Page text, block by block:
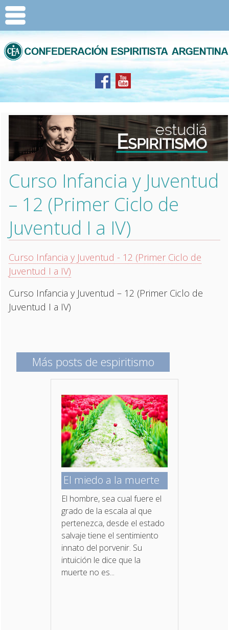
Curso Infancia y Juventud
– 12 (Primer Ciclo de
Juventud I a IV)
Curso Infancia y Juventud - 12 (Primer Ciclo de
Juventud I a IV)
Curso Infancia y Juventud – 12 (Primer Ciclo de
Juventud I a IV)
Más posts de espiritismo
El miedo a la muerte
El hombre, sea cual fuere el
grado de la escala al que
pertenezca, desde el estado
salvaje tiene el sentimiento
innato del porvenir. Su
intuición le dice que la
muerte no es...